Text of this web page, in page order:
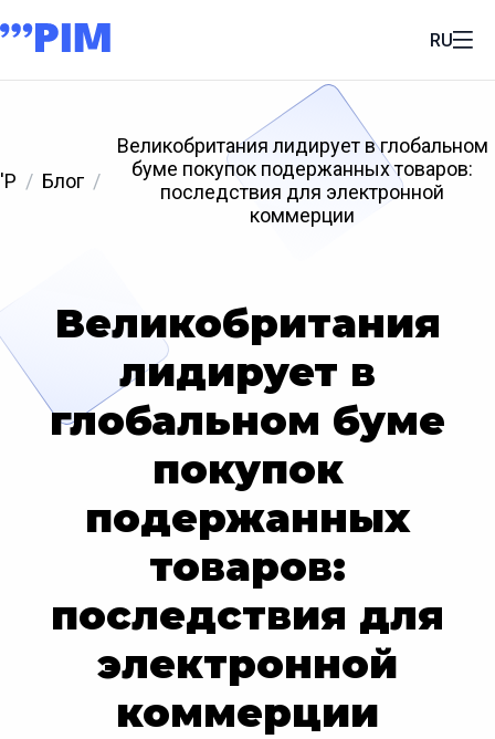
RU
'P Блог
Великобритания лидирует в глобальном
буме покупок подержанных товаров:
последствия для электронной
коммерции
Великобритания
лидирует в
глобальном буме
покупок
подержанных
товаров:
последствия для
электронной
коммерции